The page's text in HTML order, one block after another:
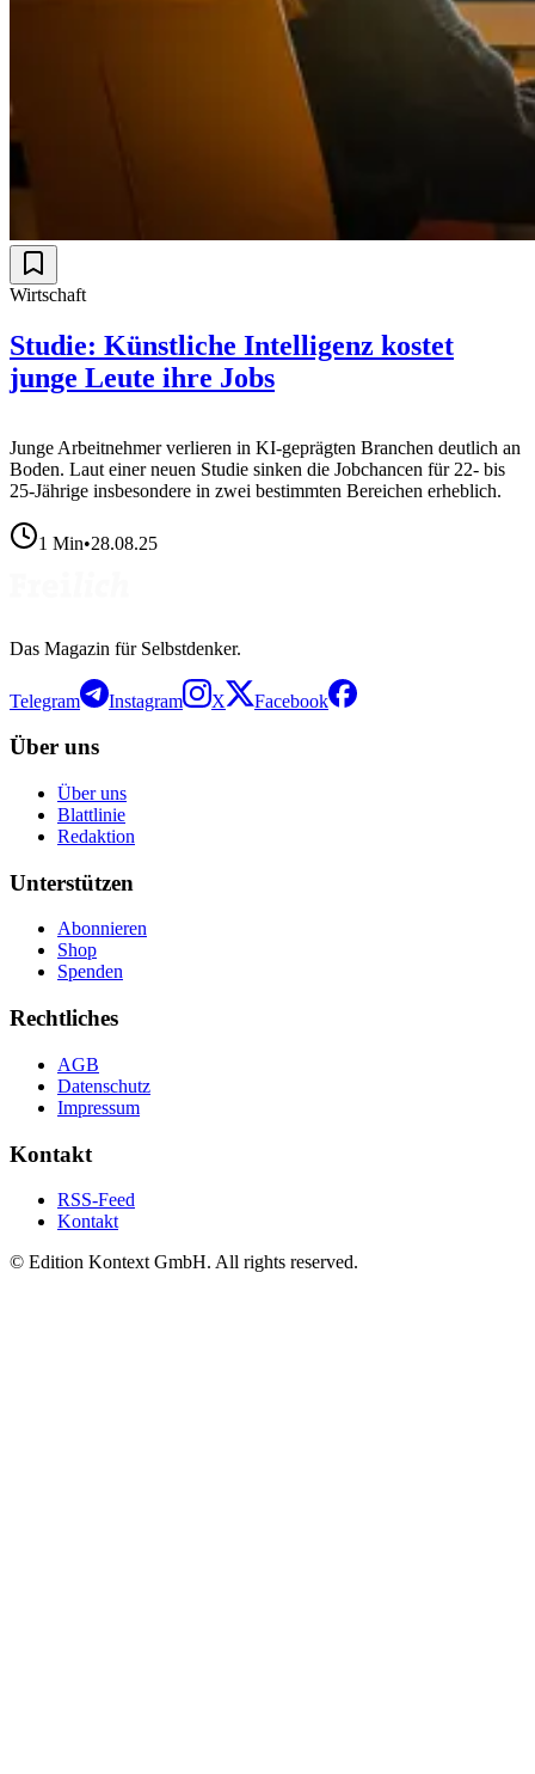
Wirtschaft
Studie: Künstliche Intelligenz kostet
junge Leute ihre Jobs
Junge Arbeitnehmer verlieren in KI-geprägten Branchen deutlich an
Boden. Laut einer neuen Studie sinken die Jobchancen für 22- bis
25-Jährige insbesondere in zwei bestimmten Bereichen erheblich.
1 Min•28.08.25
Das Magazin für Selbstdenker.
Telegram Instagram X Facebook
Über uns
Über uns
Blattlinie
Redaktion
Unterstützen
Abonnieren
Shop
Spenden
Rechtliches
AGB
Datenschutz
Impressum
Kontakt
RSS-Feed
Kontakt
© Edition Kontext GmbH. All rights reserved.